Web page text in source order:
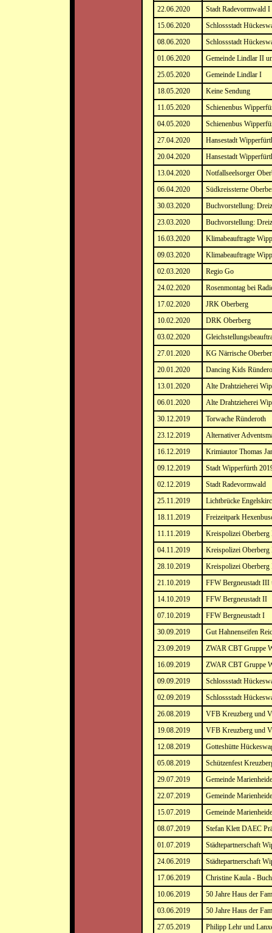
22.06.2020
Stadt Radevormwald I
15.06.2020
Schlossstadt
08.06.2020
Schlossstadt
01.06.2020
Gemeinde Lindlar II
25.05.2020
Gemeinde Lindlar I
18.05.2020
Keine Sendung
11.05.2020
Schienenbus
04.05.2020
Schienenbus
27.04.2020
Hansestadt
20.04.2020
Hansestadt
13.04.2020
Notfallseelsorger
06.04.2020
Südkreissterne
30.03.2020
Buchvorstellung:
23.03.2020
Buchvorstellung:
16.03.2020
Klimabeauftragte
09.03.2020
Klimabeauftragte
02.03.2020
Regio Go
24.02.2020
Rosenmontag bei
17.02.2020
JRK Oberberg
10.02.2020
DRK Oberberg
03.02.2020
27.01.2020
KG Närrische
20.01.2020
Dancing Kids
13.01.2020
Alte Drahtzieherei
06.01.2020
Alte Drahtzieherei
30.12.2019
Torwache Ründeroth
23.12.2019
Alternativer
16.12.2019
Krimiautor Thomas
09.12.2019
Stadt Wipperfürth
02.12.2019
Stadt Radevormwald
25.11.2019
Lichtbrücke
18.11.2019
Freizeitpark
11.11.2019
Kreispolizei
04.11.2019
Kreispolizei Oberberg
28.10.2019
Kreispolizei Oberberg
21.10.2019
FFW Bergneustadt III
14.10.2019
FFW Bergneustadt II
07.10.2019
FFW Bergneustadt I
30.09.2019
Gut Hahnenseifen
23.09.2019
ZWAR CBT Gruppe
16.09.2019
ZWAR CBT Gruppe
09.09.2019
Schlossstadt
02.09.2019
Schlossstadt
26.08.2019
VFB Kreuzberg und
19.08.2019
VFB Kreuzberg und
12.08.2019
Gotteshütte
05.08.2019
Schützenfest
29.07.2019
Gemeinde
22.07.2019
Gemeinde
15.07.2019
Gemeinde
08.07.2019
Stefan Klett DAEC
01.07.2019
Städtepartnerschaft
24.06.2019
Städtepartnerschaft
17.06.2019
Christine Kaula -
10.06.2019
50 Jahre Haus der
03.06.2019
50 Jahre Haus der
27.05.2019
Philipp Lehr und